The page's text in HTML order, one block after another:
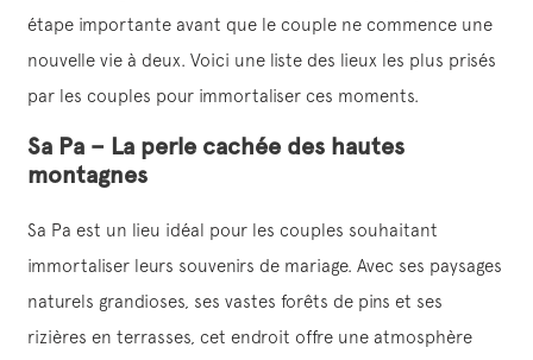
étape importante avant que le couple ne commence une
nouvelle vie à deux. Voici une liste des lieux les plus prisés
par les couples pour immortaliser ces moments.
Sa Pa – La perle cachée des hautes
montagnes
Sa Pa est un lieu idéal pour les couples souhaitant
immortaliser leurs souvenirs de mariage. Avec ses paysages
naturels grandioses, ses vastes forêts de pins et ses
rizières en terrasses, cet endroit offre une atmosphère